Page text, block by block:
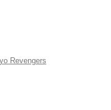
Revengers